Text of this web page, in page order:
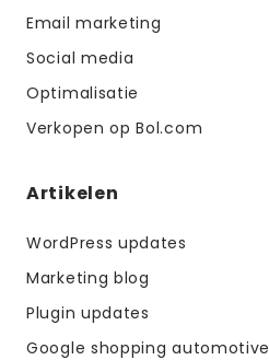
Email marketing
Social media
Optimalisatie
Verkopen op Bol.com
Artikelen
WordPress updates
Marketing blog
Plugin updates
Google shopping automotive